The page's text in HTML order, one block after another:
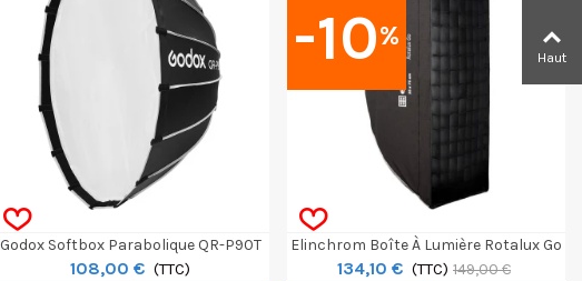
Godox Softbox Parabolique QR-P90T
90cm
108,00 € (TTC)
-10%
Elinchrom Boîte À Lumière Rotalux Go
Strip
134,10 € (TTC) 149,00 €
Haut